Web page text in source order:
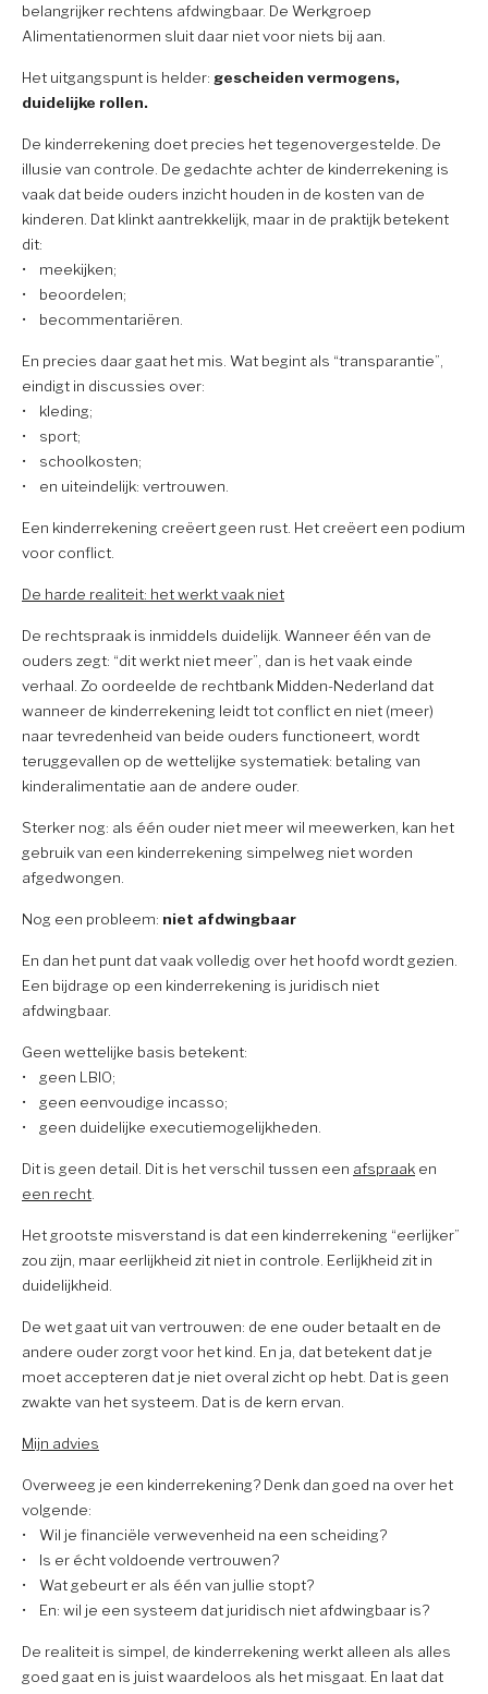
belangrijker rechtens afdwingbaar. De Werkgroep
Alimentatienormen sluit daar niet voor niets bij aan.
Het uitgangspunt is helder: gescheiden vermogens,
duidelijke rollen.
De kinderrekening doet precies het tegenovergestelde. De
illusie van controle. De gedachte achter de kinderrekening is
vaak dat beide ouders inzicht houden in de kosten van de
kinderen. Dat klinkt aantrekkelijk, maar in de praktijk betekent
dit:
• meekijken;
• beoordelen;
• becommentariëren.
En precies daar gaat het mis. Wat begint als “transparantie”,
eindigt in discussies over:
• kleding;
• sport;
• schoolkosten;
• en uiteindelijk: vertrouwen.
Een kinderrekening creëert geen rust. Het creëert een podium
voor conflict.
De harde realiteit: het werkt vaak niet
De rechtspraak is inmiddels duidelijk. Wanneer één van de
ouders zegt: “dit werkt niet meer”, dan is het vaak einde
verhaal. Zo oordeelde de rechtbank Midden-Nederland dat
wanneer de kinderrekening leidt tot conflict en niet (meer)
naar tevredenheid van beide ouders functioneert, wordt
teruggevallen op de wettelijke systematiek: betaling van
kinderalimentatie aan de andere ouder.
Sterker nog: als één ouder niet meer wil meewerken, kan het
gebruik van een kinderrekening simpelweg niet worden
afgedwongen.
Nog een probleem: niet afdwingbaar
En dan het punt dat vaak volledig over het hoofd wordt gezien.
Een bijdrage op een kinderrekening is juridisch niet
afdwingbaar.
Geen wettelijke basis betekent:
• geen LBIO;
• geen eenvoudige incasso;
• geen duidelijke executiemogelijkheden.
Dit is geen detail. Dit is het verschil tussen een afspraak en
een recht
Het grootste misverstand is dat een kinderrekening “eerlijker”
zou zijn, maar eerlijkheid zit niet in controle. Eerlijkheid zit in
duidelijkheid.
De wet gaat uit van vertrouwen: de ene ouder betaalt en de
andere ouder zorgt voor het kind. En ja, dat betekent dat je
moet accepteren dat je niet overal zicht op hebt. Dat is geen
zwakte van het systeem. Dat is de kern ervan.
Mijn advies
Overweeg je een kinderrekening? Denk dan goed na over het
volgende:
• Wil je financiële verwevenheid na een scheiding?
• Is er écht voldoende vertrouwen?
• Wat gebeurt er als één van jullie stopt?
• En: wil je een systeem dat juridisch niet afdwingbaar is?
De realiteit is simpel, de kinderrekening werkt alleen als alles
goed gaat en is juist waardeloos als het misgaat. En laat dat